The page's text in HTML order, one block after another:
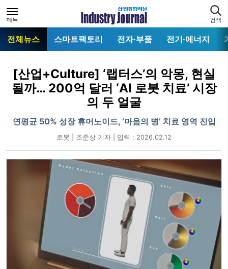
메뉴 검색
전체뉴스 스마트팩토리 전자·부품 전기·에너지
[산업+Culture] ‘랩터스’의 악몽, 현실
될까… 200억 달러 ‘AI 로봇 치료’ 시장
의 두 얼굴
연평균 50% 성장 휴머노이드, ‘마음의 병’ 치료 영역 진입
로봇 | 조준상 기자 | 입력 : 2026.02.12